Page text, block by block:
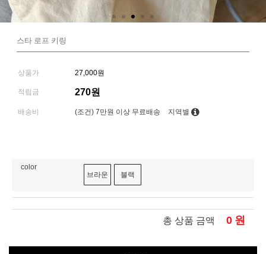
스타 로프 키링
상품가 27,000원
적립금 270원
배송비 (조건) 7만원 이상 무료배송 지역별
color
브라운
블랙
총 상품 금액 0 원